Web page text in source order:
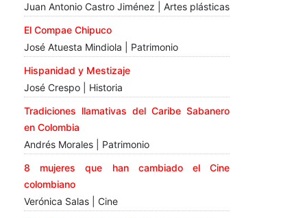
Juan Antonio Castro Jiménez | Artes plásticas
El Compae Chipuco
José Atuesta Mindiola | Patrimonio
Hispanidad y Mestizaje
José Crespo | Historia
Tradiciones llamativas del Caribe Sabanero
en Colombia
Andrés Morales | Patrimonio
8 mujeres que han cambiado el Cine
colombiano
Verónica Salas | Cine